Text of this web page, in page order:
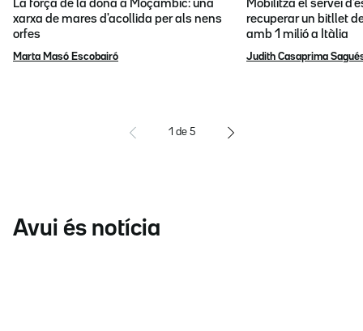
La força de la dona a Moçambic: una
xarxa de mares d'acollida per als nens
orfes
Marta Masó Escobairó
Mobilitza el servei
recuperar un bitllet
amb 1 milió a Itàlia
Judith Casaprima
1 de 5
Avui és notícia